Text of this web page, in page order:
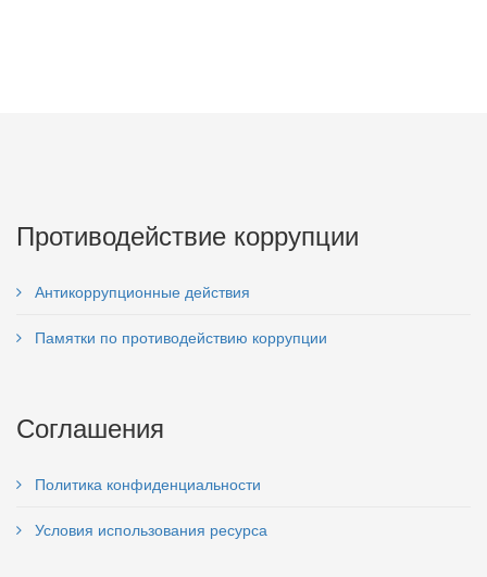
Противодействие коррупции
Антикоррупционные действия
Памятки по противодействию коррупции
Соглашения
Политика конфиденциальности
Условия использования ресурса